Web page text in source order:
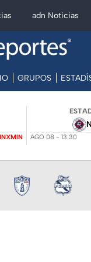
adn Noticias
GRUPOS
AGO 08 - 13:30